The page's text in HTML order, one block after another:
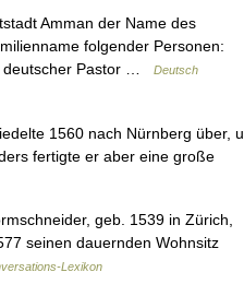
Amman der Name des
folgender Personen:
deutscher Pastor …
Deutsch
1560 nach Nürnberg über, u.
fertigte er aber eine große
geb. 1539 in Zürich,
seinen dauernden Wohnsitz
Lexikon